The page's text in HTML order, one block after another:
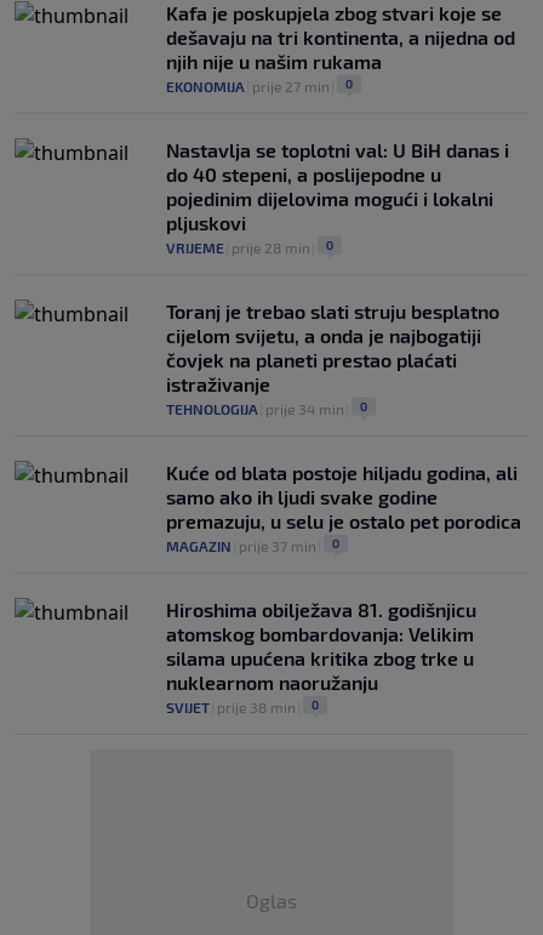
Kafa je poskupjela zbog stvari koje se
dešavaju na tri kontinenta, a nijedna od
njih nije u našim rukama
EKONOMIJA prije 27 min 0
Nastavlja se toplotni val: U BiH danas i
do 40 stepeni, a poslijepodne u
pojedinim dijelovima mogući i lokalni
pljuskovi
VRIJEME prije 28 min 0
Toranj je trebao slati struju besplatno
cijelom svijetu, a onda je najbogatiji
čovjek na planeti prestao plaćati
istraživanje
TEHNOLOGIJA prije 34 min 0
Kuće od blata postoje hiljadu godina, ali
samo ako ih ljudi svake godine
premazuju, u selu je ostalo pet porodica
MAGAZIN prije 37 min 0
Hiroshima obilježava 81. godišnjicu
atomskog bombardovanja: Velikim
silama upućena kritika zbog trke u
nuklearnom naoružanju
SVIJET prije 38 min 0
Oglas